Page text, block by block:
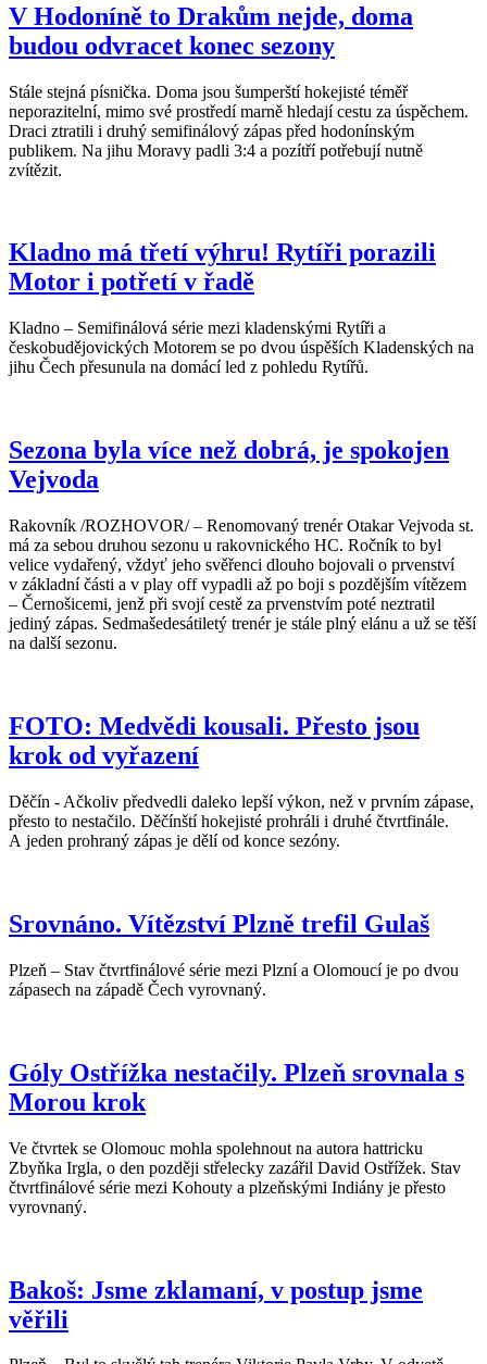
V Hodoníně to Drakům nejde, doma
budou odvracet konec sezony
Stále stejná písnička. Doma jsou šumperští hokejisté téměř
neporazitelní, mimo své prostředí marně hledají cestu za úspěchem.
Draci ztratili i druhý semifinálový zápas před hodonínským
publikem. Na jihu Moravy padli 3:4 a pozítří potřebují nutně
zvítězit.
Kladno má třetí výhru! Rytíři porazili
Motor i potřetí v řadě
Kladno – Semifinálová série mezi kladenskými Rytíři a
českobudějovických Motorem se po dvou úspěších Kladenských na
jihu Čech přesunula na domácí led z pohledu Rytířů.
Sezona byla více než dobrá, je spokojen
Vejvoda
Rakovník /ROZHOVOR/ – Renomovaný trenér Otakar Vejvoda st.
má za sebou druhou sezonu u rakovnického HC. Ročník to byl
velice vydařený, vždyť jeho svěřenci dlouho bojovali o prvenství
v základní části a v play off vypadli až po boji s pozdějším vítězem
– Černošicemi, jenž při svojí cestě za prvenstvím poté neztratil
jediný zápas. Sedmašedesátiletý trenér je stále plný elánu a už se těší
na další sezonu.
FOTO: Medvědi kousali. Přesto jsou
krok od vyřazení
Děčín - Ačkoliv předvedli daleko lepší výkon, než v prvním zápase,
přesto to nestačilo. Děčínští hokejisté prohráli i druhé čtvrtfinále.
A jeden prohraný zápas je dělí od konce sezóny.
Srovnáno. Vítězství Plzně trefil Gulaš
Plzeň – Stav čtvrtfinálové série mezi Plzní a Olomoucí je po dvou
zápasech na západě Čech vyrovnaný.
Góly Ostřížka nestačily. Plzeň srovnala s
Morou krok
Ve čtvrtek se Olomouc mohla spolehnout na autora hattricku
Zbyňka Irgla, o den později střelecky zazářil David Ostřížek. Stav
čtvrtfinálové série mezi Kohouty a plzeňskými Indiány je přesto
vyrovnaný.
Bakoš: Jsme zklamaní, v postup jsme
věřili